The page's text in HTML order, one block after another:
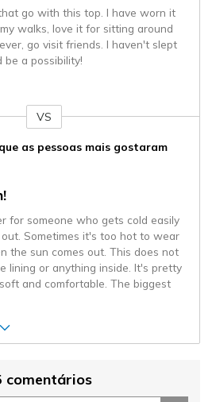
go with this top. I have worn it
walks, love it for sitting around
go visit friends. I haven't slept
a possibility!
VS
as pessoas mais gostaram
for someone who gets cold easily
Sometimes it's too hot to wear
the sun comes out. This does not
lining or anything inside. It's pretty
and comfortable. The biggest
comentários